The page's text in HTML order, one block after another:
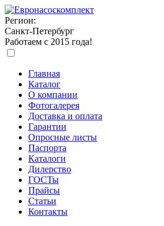
Регион:
Санкт-Петербург
Работаем с 2015 года!
Главная
Каталог
О компании
Фотогалерея
Доставка и оплата
Гарантии
Опросные листы
Паспорта
Каталоги
Дилерство
ГОСТы
Прайсы
Статьи
Контакты